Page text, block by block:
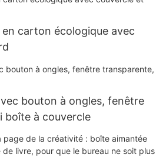
carton écologique avec
bouton à ongles, fenêtre
boîte à couvercle